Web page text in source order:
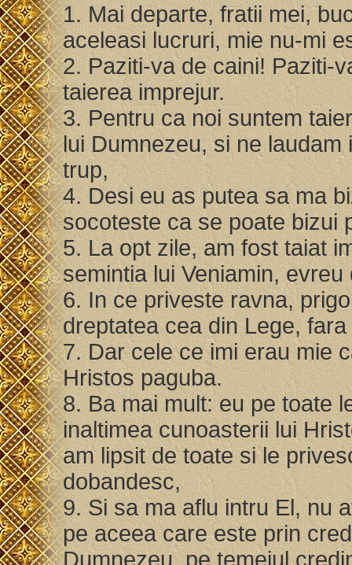
1. Mai departe, fratii mei,
aceleasi lucruri, mie nu-mi
2. Paziti-va de caini! Paziti-
taierea imprejur.
3. Pentru ca noi suntem
lui Dumnezeu, si ne
trup,
4. Desi eu as putea sa ma
socoteste ca se poate bizui
5. La opt zile, am fost taiat
semintia lui Veniamin,
6. In ce priveste ravna,
dreptatea cea din Lege,
7. Dar cele ce imi erau mie
Hristos paguba.
8. Ba mai mult: eu pe toate
inaltimea cunoasterii lui
am lipsit de toate si le
dobandesc,
9. Si sa ma aflu intru El, nu
pe aceea care este prin
Dumnezeu, pe temeiul